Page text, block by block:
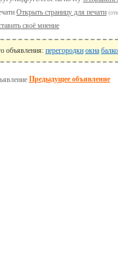
Открыть страницу для печати
своё мнение
объявления: перегородки окна
Предыдущее объявление